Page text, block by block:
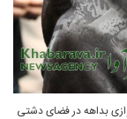
بداهه در فضای دشتی